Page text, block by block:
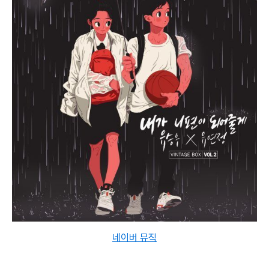
네이버 뮤직